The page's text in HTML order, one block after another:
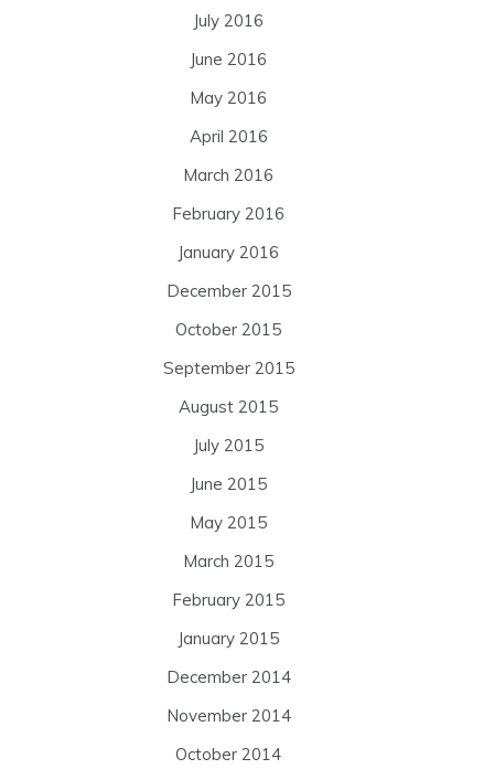
July 2016
June 2016
May 2016
April 2016
March 2016
February 2016
January 2016
December 2015
October 2015
September 2015
August 2015
July 2015
June 2015
May 2015
March 2015
February 2015
January 2015
December 2014
November 2014
October 2014